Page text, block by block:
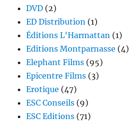
DVD (2)
ED Distribution (1)
Éditions L'Harmattan (1)
Editions Montparnasse (4)
Elephant Films (95)
Epicentre Films (3)
Erotique (47)
ESC Conseils (9)
ESC Editions (71)